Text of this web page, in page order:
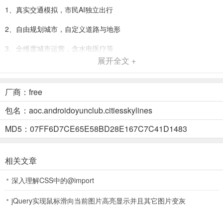
1、真实交通模拟，市民AI独立出行
2、自由规划城市，自定义道路与地形
3、全维度城市运营，含水电医疗等
4、分区政策系统，打造特色城区
都市天际线手机版怎么玩？
1、在本站下载安装好都市天际线手游中文版，运行游戏并点
击“OPTIONS”，进入设置界面；
2、之后选择语言为“简体中文”；
展开全文 +
厂商：free
包名：aoc.androidoyunclub.citiesskylines
MD5：07FF6D7CE65E58BD28E167C7C41D1483
相关文章
深入理解CSS中的@import
jQuery实现鼠标滑向当前图片高亮显示并且其它图片变灰